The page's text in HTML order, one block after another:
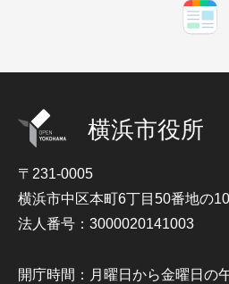
横浜市役所
〒231-0005
横浜市中区本町6丁目50番地の10
法人番号：3000020141003
開庁時間：月曜日から金曜日の